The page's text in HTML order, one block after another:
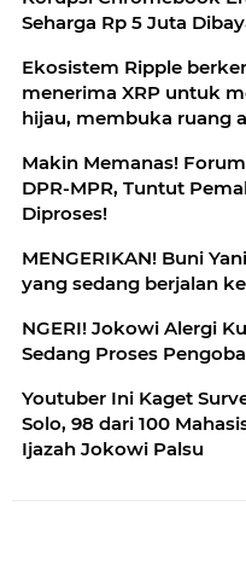
Seharga Rp 5 Juta
Ekosistem Ripple
menerima XRP untuk
hijau, membuka ruang
Makin Memanas!
DPR-MPR, Tuntut
Diproses!
MENGERIKAN! Buni
yang sedang berjalan
NGERI! Jokowi Alergi
Sedang Proses
Youtuber Ini Kaget
Solo, 98 dari 100
Ijazah Jokowi Palsu